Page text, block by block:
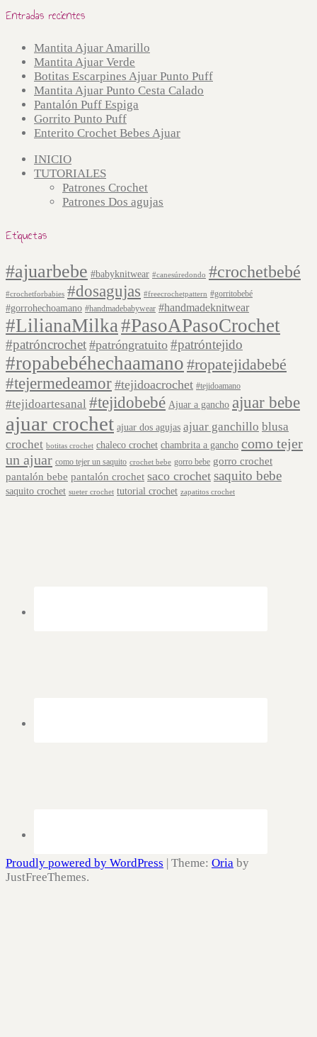
Entradas recientes
Mantita Ajuar Amarillo
Mantita Ajuar Verde
Botitas Escarpines Ajuar Punto Puff
Mantita Ajuar Punto Cesta Calado
Pantalón Puff Espiga
Gorrito Punto Puff
Enterito Crochet Bebes Ajuar
INICIO
TUTORIALES
Patrones Crochet
Patrones Dos agujas
Etiquetas
#ajuarbebe #babyknitwear #canesúredondo #crochetbebé
#crochetforbabies #dosagujas #freecrochetpattern #gorritobebé
#gorrohechoamano #handmadebabywear #handmadeknitwear
#LilianaMilka#PasoAPasoCrochet
#patróncrochet #patróngratuito #patróntejido
#ropabebéhechaamano #ropatejidabebé
#tejermedeamor #tejidoacrochet #tejidoamano
#tejidoartesanal #tejidobebé Ajuar a gancho ajuar bebe
ajuar crochet ajuar dos agujas ajuar ganchillo blusa
crochet botitas crochet chaleco crochet chambrita a gancho como tejer
un ajuar como tejer un saquito crochet bebe gorro bebe gorro crochet
pantalón bebe pantalón crochet saco crochet saquito bebe
saquito crochet sueter crochet tutorial crochet zapatitos crochet
Proudly powered by WordPress | Theme: Oria by
JustFreeThemes.